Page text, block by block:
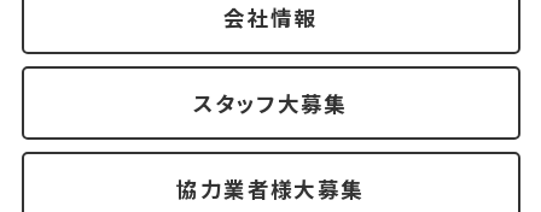
会社情報
スタッフ大募集
協力業者様大募集